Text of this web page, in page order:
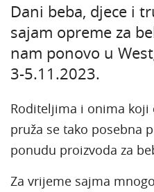
Dani beba, djece i
sajam opreme za
nam ponovo u
3-5.11.2023.
Roditeljima i onima koji
pruža se tako posebna
ponudu proizvoda za
Za vrijeme sajma